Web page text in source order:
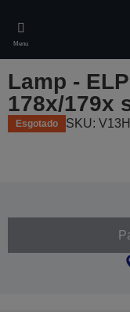
main
content
Menu
Lamp -
178x/179x
Esgotado SKU: